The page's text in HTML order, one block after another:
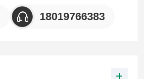
18019766383